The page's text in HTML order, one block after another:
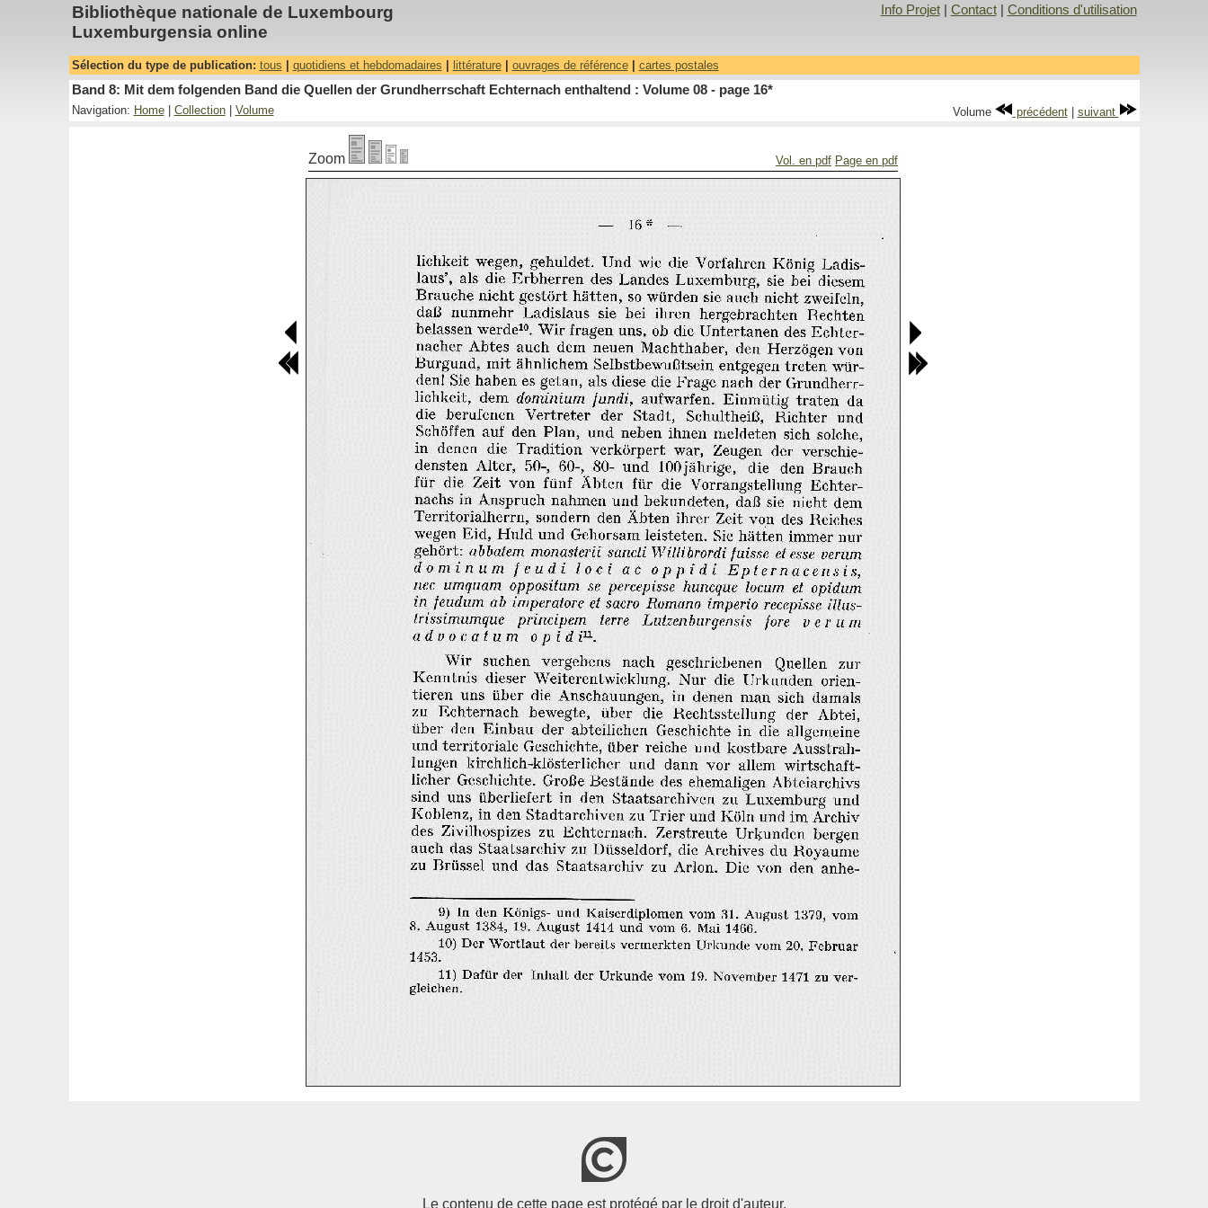
Bibliothèque nationale de Luxembourg
Luxemburgensia online
Info Projet| Contact| Conditions d'utilisation
Sélection du type de publication: tous quotidiens et hebdomadaires littérature| ouvrages de référence| cartes postales
Band 8: Mit dem folgenden Band die Quellen der Grundherrschaft Echternach enthaltend : Volume 08 - page 16*
Navigation: Home| Collection| Volume Volume précédent| suivant
Zoom Vol. en pdf Page en pdf
Le contenu de cette page est protégé par le droit d'auteur.